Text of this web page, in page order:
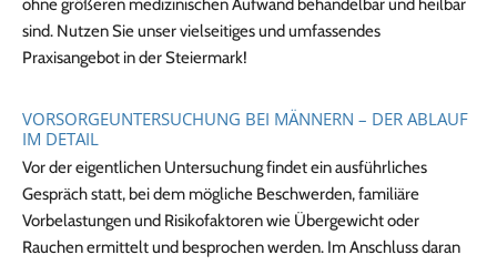
ohne größeren medizinischen Aufwand behandelbar und heilbar
sind. Nutzen Sie unser vielseitiges und umfassendes
Praxisangebot in der Steiermark!
VORSORGEUNTERSUCHUNG BEI MÄNNERN – DER ABLAUF
IM DETAIL
Vor der eigentlichen Untersuchung findet ein ausführliches
Gespräch statt, bei dem mögliche Beschwerden, familiäre
Vorbelastungen und Risikofaktoren wie Übergewicht oder
Rauchen ermittelt und besprochen werden. Im Anschluss daran